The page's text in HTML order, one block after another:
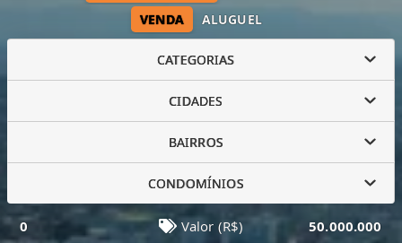
VENDA ALUGUEL
CATEGORIAS
CIDADES
BAIRROS
CONDOMÍNIOS
0 Valor (R$) 50.000.000